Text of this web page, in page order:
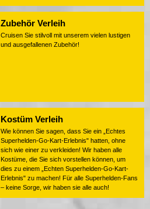
Zubehör Verleih
Cruisen Sie stilvoll mit unserem vielen lustigen
und ausgefallenen Zubehör!
Kostüm Verleih
Wie können Sie sagen, dass Sie ein „Echtes
Superhelden-Go-Kart-Erlebnis" hatten, ohne
sich wie einer zu verkleiden! Wir haben alle
Kostüme, die Sie sich vorstellen können, um
dies zu einem „Echten Superhelden-Go-Kart-
Erlebnis" zu machen! Für alle Superhelden-Fans
– keine Sorge, wir haben sie alle auch!